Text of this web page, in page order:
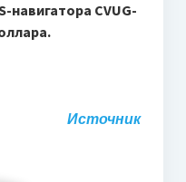
навигатора CVUG-
Источник